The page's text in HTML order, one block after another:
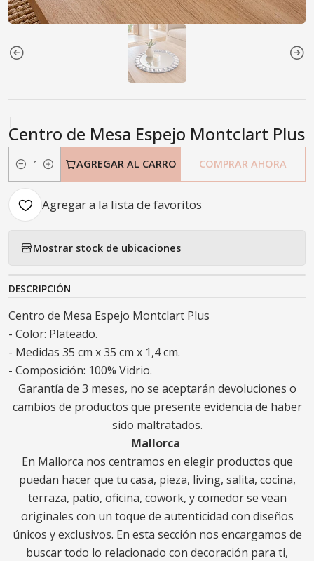
|
Centro de Mesa Espejo Montclart Plus
Cantidad
AGREGAR AL CARRO COMPRAR AHORA
Agregar a la lista de favoritos
Mostrar stock de ubicaciones
DESCRIPCIÓN
Centro de Mesa Espejo Montclart Plus
- Color: Plateado.
- Medidas 35 cm x 35 cm x 1,4 cm.
- Composición: 100% Vidrio.
Garantía de 3 meses, no se aceptarán devoluciones o
cambios de productos que presente evidencia de haber
sido maltratados.
Mallorca
En Mallorca nos centramos en elegir productos que
puedan hacer que tu casa, pieza, living, salita, cocina,
terraza, patio, oficina, cowork, y comedor se vean
originales con un toque de autenticidad con diseños
únicos y exclusivos. En esta sección nos encargamos de
buscar todo lo relacionado con decoración para ti,